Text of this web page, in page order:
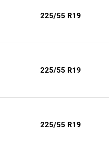
225/55 R19
225/55 R19
225/55 R19